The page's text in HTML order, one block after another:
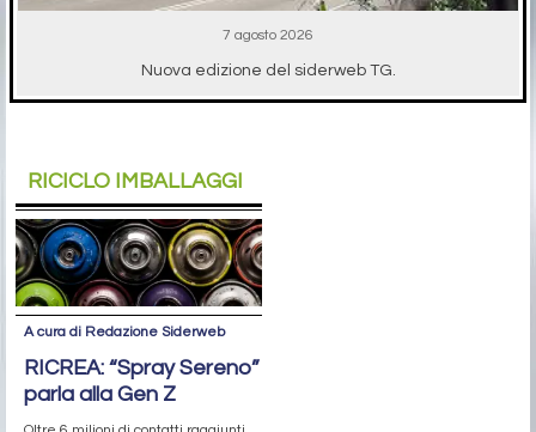
7 agosto 2026
Nuova edizione del siderweb TG.
RICICLO IMBALLAGGI
A cura di Redazione Siderweb
RICREA: “Spray Sereno”
parla alla Gen Z